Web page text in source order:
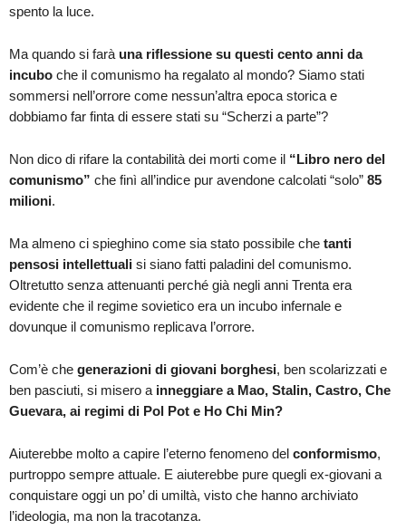
spento la luce.
Ma quando si farà una riflessione su questi cento anni da
incubo che il comunismo ha regalato al mondo? Siamo stati
sommersi nell’orrore come nessun’altra epoca storica e
dobbiamo far finta di essere stati su “Scherzi a parte”?
Non dico di rifare la contabilità dei morti come il “Libro nero del
comunismo” che finì all’indice pur avendone calcolati “solo” 85
milioni.
Ma almeno ci spieghino come sia stato possibile che tanti
pensosi intellettuali si siano fatti paladini del comunismo.
Oltretutto senza attenuanti perché già negli anni Trenta era
evidente che il regime sovietico era un incubo infernale e
dovunque il comunismo replicava l’orrore.
Com’è che generazioni di giovani borghesi, ben scolarizzati e
ben pasciuti, si misero a inneggiare a Mao, Stalin, Castro, Che
Guevara, ai regimi di Pol Pot e Ho Chi Min?
Aiuterebbe molto a capire l’eterno fenomeno del conformismo,
purtroppo sempre attuale. E aiuterebbe pure quegli ex-giovani a
conquistare oggi un po’ di umiltà, visto che hanno archiviato
l’ideologia, ma non la tracotanza.